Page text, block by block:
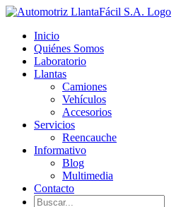
Skip
content
facebook
youtube
Inicio
Quiénes Somos
Laboratorio
Llantas
Camiones
Vehículos
Accesorios
Servicios
Reencauche
Informativo
Blog
Multimedia
Contacto
Buscar: